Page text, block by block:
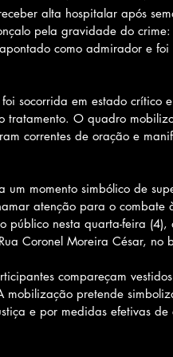
alta hospitalar após
pela gravidade do
como admirador e
socorrida em estado crítico
tratamento. O quadro
correntes de oração e
um momento simbólico de
atenção para o combate
público nesta quarta-feira
Coronel Moreira César, no
compareçam
mobilização pretende
e por medidas efetivas